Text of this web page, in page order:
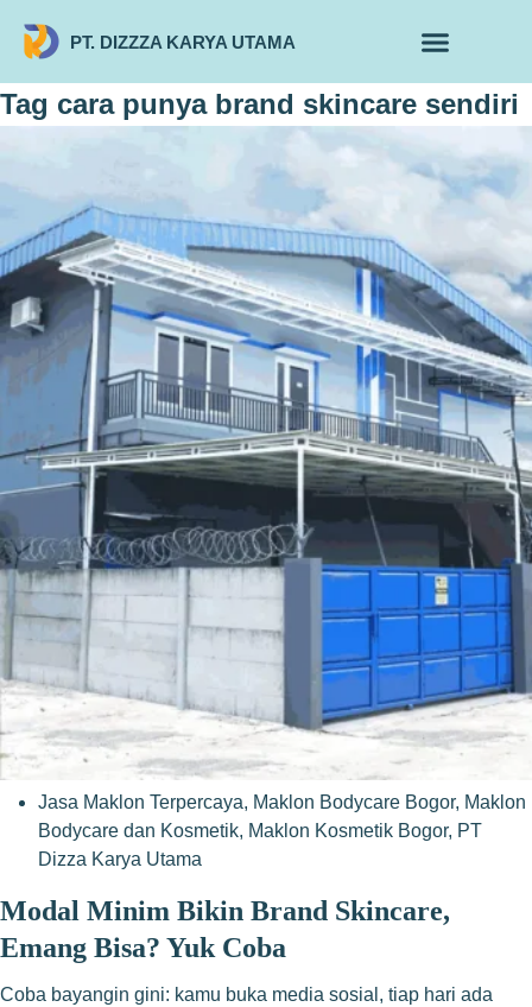
PT. DIZZZA KARYA UTAMA
Tag cara punya brand skincare sendiri
Jasa Maklon Terpercaya, Maklon Bodycare Bogor, Maklon
Bodycare dan Kosmetik, Maklon Kosmetik Bogor, PT
Dizza Karya Utama
Modal Minim Bikin Brand Skincare,
Emang Bisa? Yuk Coba
Coba bayangin gini: kamu buka media sosial, tiap hari ada